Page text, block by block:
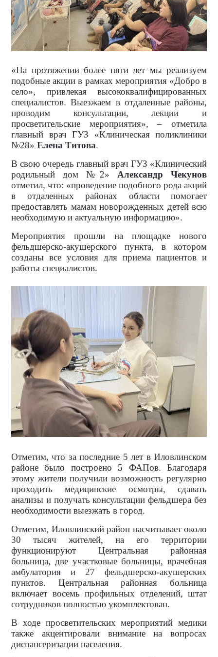
«На протяжении более пяти лет мы реализуем
подобные акции в рамках мероприятия «Добро в
село», привлекая высококвалифицированных
специалистов. Выезжаем в отдаленные районы,
проводим консультации, лекции и
просветительские мероприятия», – отметила
главный врач ГУЗ «Клиническая поликлиники
№28» Елена Титова.
В свою очередь главный врач ГУЗ «Клинический
родильный дом №2» Александр Чекунов
отметил, что: «проведение подобного рода акций
в отдаленных районах области помогает
предоставлять мамам новорожденных детей всю
необходимую и актуальную информацию».
Мероприятия прошли на площадке нового
фельдшерско-акушерского пункта, в котором
созданы все условия для приема пациентов и
работы специалистов.
Отметим, что за последние 5 лет в Иловлинском
районе было построено 5 ФАПов. Благодаря
этому жители получили возможность регулярно
проходить медицинские осмотры, сдавать
анализы и получать консультации фельдшера без
необходимости выезжать в город.
Отметим, Иловлинский район насчитывает около
30 тысяч жителей, на его территории
функционируют Центральная районная
больница, две участковые больницы, врачебная
амбулатория и 27 фельдшерско-акушерских
пунктов. Центральная районная больница
включает восемь профильных отделений, штат
сотрудников полностью укомплектован.
В ходе просветительских мероприятий медики
также акцентировали внимание на вопросах
диспансеризации населения.